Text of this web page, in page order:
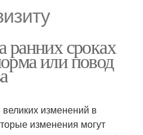
ранних сроках
или повод
изменений в
изменения могут